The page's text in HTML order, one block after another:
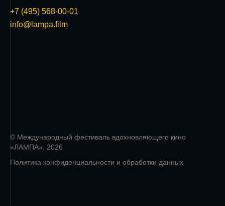
+7 (495) 568-00-01
info@lampa.film
© Международный фестиваль вдохновляющего кино
«ЛАМПА», 2026
Политика конфиденциальности и обработки данных